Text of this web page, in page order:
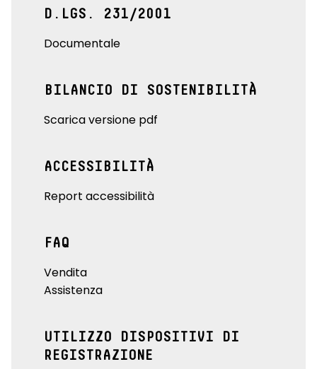
D.LGS. 231/2001
Documentale
BILANCIO DI SOSTENIBILITÀ
Scarica versione pdf
ACCESSIBILITÀ
Report accessibilità
FAQ
Vendita
Assistenza
UTILIZZO DISPOSITIVI DI
REGISTRAZIONE